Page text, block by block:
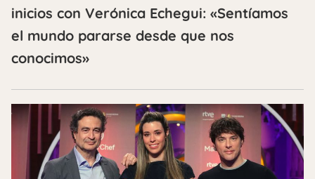
inicios con Verónica Echegui: «Sentíamos
el mundo pararse desde que nos
conocimos»